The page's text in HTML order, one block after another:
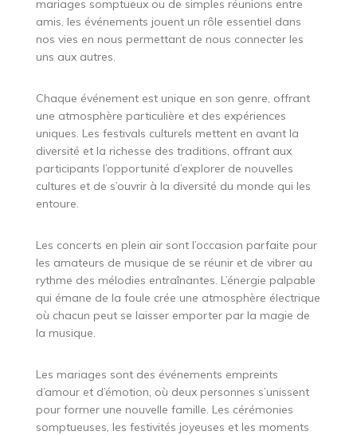
mariages somptueux ou de simples réunions entre
amis, les événements jouent un rôle essentiel dans
nos vies en nous permettant de nous connecter les
uns aux autres.
Chaque événement est unique en son genre, offrant
une atmosphère particulière et des expériences
uniques. Les festivals culturels mettent en avant la
diversité et la richesse des traditions, offrant aux
participants l’opportunité d’explorer de nouvelles
cultures et de s’ouvrir à la diversité du monde qui les
entoure.
Les concerts en plein air sont l’occasion parfaite pour
les amateurs de musique de se réunir et de vibrer au
rythme des mélodies entraînantes. L’énergie palpable
qui émane de la foule crée une atmosphère électrique
où chacun peut se laisser emporter par la magie de
la musique.
Les mariages sont des événements empreints
d’amour et d’émotion, où deux personnes s’unissent
pour former une nouvelle famille. Les cérémonies
somptueuses, les festivités joyeuses et les moments